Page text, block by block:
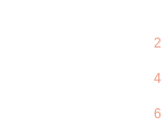
2
4
6